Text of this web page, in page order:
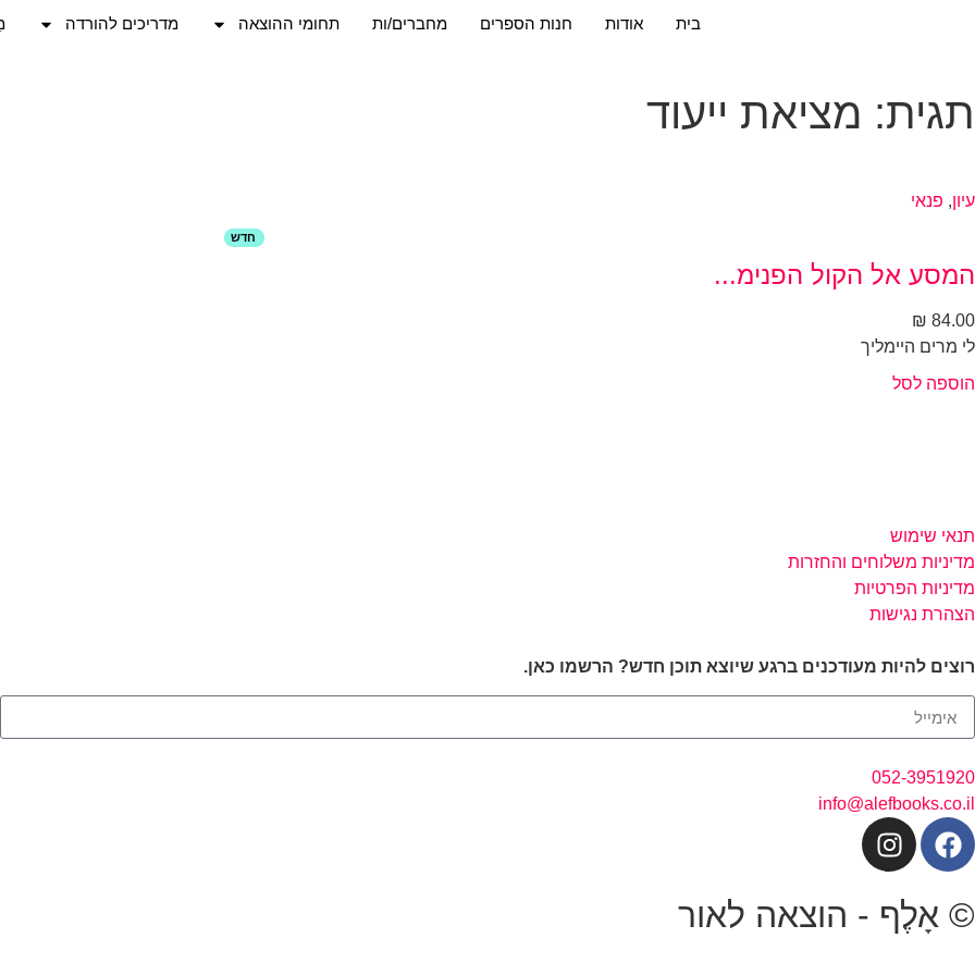
בית אודות חנות הספרים מחברים/ות תחומי ההוצאה מדריכים להורדה
תגית: מציאת ייעוד
עיון, פנאי
חדש
המסע אל הקול הפנימ...
84.00
₪
לי‭ ‬מרים‭ ‬היימליך
הוספה לסל
תנאי שימוש
מדיניות משלוחים והחזרות
מדיניות הפרטיות
הצהרת נגישות
רוצים להיות מעודכנים ברגע שיוצא תוכן חדש? הרשמו כאן.
052-3951920
info@alefbooks.co.il
© אָלֶף - הוצאה לאור